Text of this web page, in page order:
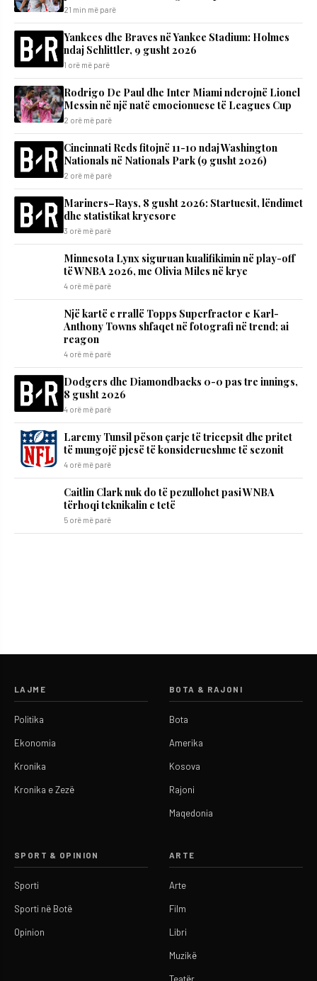
21 min më parë
Yankees dhe Braves në Yankee Stadium: Holmes
ndaj Schlittler, 9 gusht 2026
1 orë më parë
Rodrigo De Paul dhe Inter Miami nderojnë Lionel
Messin në një natë emocionuese të Leagues Cup
2 orë më parë
Cincinnati Reds fitojnë 11-10 ndaj Washington
Nationals në Nationals Park (9 gusht 2026)
2 orë më parë
Mariners–Rays, 8 gusht 2026: Startuesit, lëndimet
dhe statistikat kryesore
3 orë më parë
Minnesota Lynx siguruan kualifikimin në play-off
të WNBA 2026, me Olivia Miles në krye
4 orë më parë
Një kartë e rrallë Topps Superfractor e Karl-
Anthony Towns shfaqet në fotografi në trend; ai
reagon
4 orë më parë
Dodgers dhe Diamondbacks 0-0 pas tre innings,
8 gusht 2026
4 orë më parë
Laremy Tunsil pëson çarje të tricepsit dhe pritet
të mungojë pjesë të konsiderueshme të sezonit
4 orë më parë
Caitlin Clark nuk do të pezullohet pasi WNBA
tërhoqi teknikalin e tetë
5 orë më parë
LAJME
Politika
Ekonomia
Kronika
Kronika e Zezë
BOTA & RAJONI
Bota
Amerika
Kosova
Rajoni
Maqedonia
SPORT & OPINION
Sporti
Sporti në Botë
Opinion
ARTE
Arte
Film
Libri
Muzikë
Teatër